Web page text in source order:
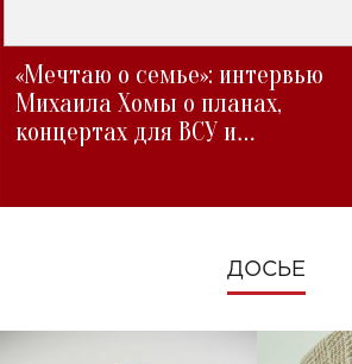
«Мечтаю о семье»: интервью
Михаила Хомы о планах,
концертах для ВСУ и
ДОСЬЕ